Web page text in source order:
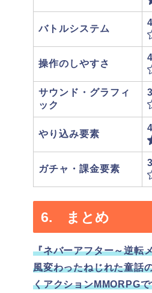
バトルシステム
操作のしやすさ
サウンド・グラフィ
ック
やり込み要素
ガチャ・課金要素
6. まとめ
『ネバーアフター～逆転
風変わったねじれた童話
くアクションMMORPG